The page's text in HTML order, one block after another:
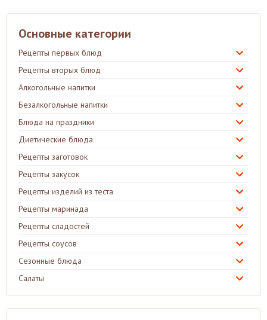
Основные категории
Рецепты первых блюд
Рецепты вторых блюд
Алкогольные напитки
Безалкогольные напитки
Блюда на праздники
Диетические блюда
Рецепты заготовок
Рецепты закусок
Рецепты изделий из теста
Рецепты маринада
Рецепты сладостей
Рецепты соусов
Сезонные блюда
Салаты